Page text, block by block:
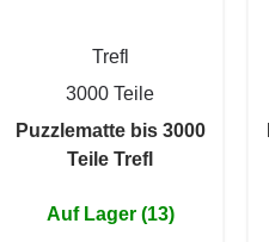
Trefl
3000 Teile
Puzzlematte bis 3000
Teile Trefl
Auf Lager (13)